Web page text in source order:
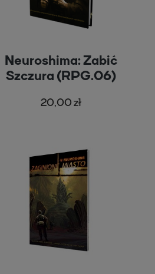
Neuroshima: Zabić
Szczura (RPG.06)
20,00 zł